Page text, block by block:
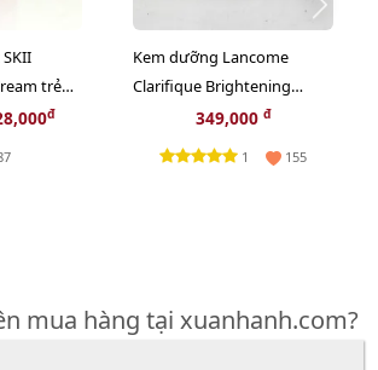
trẻ
vùng
đ
Kem dưỡng Lancome
Clarifique Brightening
trắng sáng nâng tông, se
mịn, 15ml
349,000 đ
1 155
mua hàng tại xuanhanh.com?